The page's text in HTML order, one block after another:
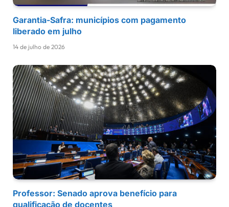
Garantia-Safra: municípios com pagamento
liberado em julho
14 de julho de 2026
Professor: Senado aprova benefício para
qualificação de docentes